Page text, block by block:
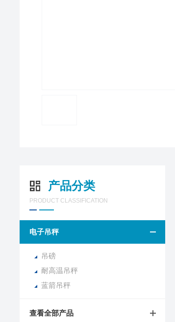
产品分类
PRODUCT CLASSIFICATION
电子吊秤
吊磅
耐高温吊秤
蓝箭吊秤
查看全部产品